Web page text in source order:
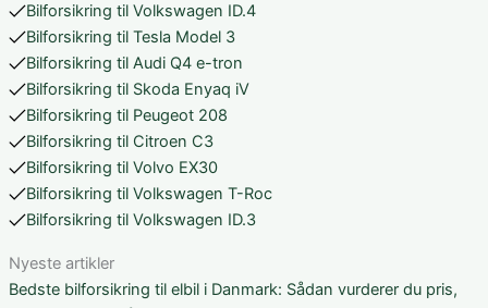
Bilforsikring til Volkswagen ID.4
Bilforsikring til Tesla Model 3
Bilforsikring til Audi Q4 e-tron
Bilforsikring til Skoda Enyaq iV
Bilforsikring til Peugeot 208
Bilforsikring til Citroen C3
Bilforsikring til Volvo EX30
Bilforsikring til Volkswagen T-Roc
Bilforsikring til Volkswagen ID.3
Nyeste artikler
Bedste bilforsikring til elbil i Danmark: Sådan vurderer du pris,